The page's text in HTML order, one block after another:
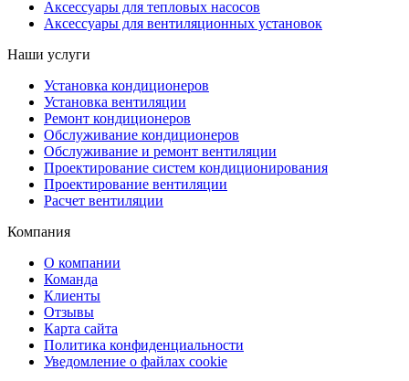
Аксессуары для тепловых насосов
Аксессуары для вентиляционных установок
Наши услуги
Установка кондиционеров
Установка вентиляции
Ремонт кондиционеров
Обслуживание кондиционеров
Обслуживание и ремонт вентиляции
Проектирование систем кондиционирования
Проектирование вентиляции
Расчет вентиляции
Компания
О компании
Команда
Клиенты
Отзывы
Карта сайта
Политика конфиденциальности
Уведомление о файлах cookie